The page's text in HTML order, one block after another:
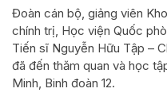
Đoàn cán bộ, giảng viên
chính trị, Học viện Quốc
Tiến sĩ Nguyễn Hữu Tập –
đã đến thăm quan và học
Minh, Binh đoàn 12.